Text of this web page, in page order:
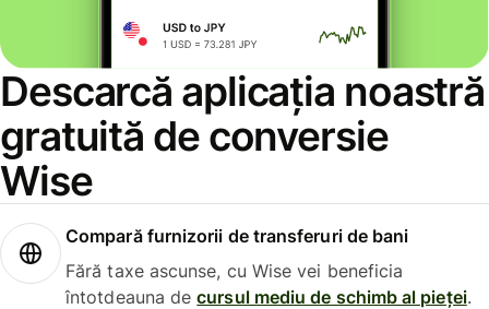
Descarcă aplicația noastră
gratuită de conversie
Wise
Compară furnizorii de transferuri de bani
Fără taxe ascunse, cu Wise vei beneficia
întotdeauna decursul mediu de schimb al pieței.